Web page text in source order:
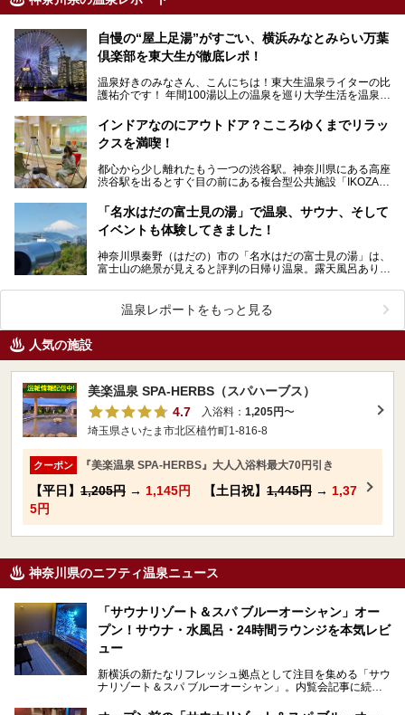
自慢の“屋上足湯”がすごい、横浜みなとみらい万葉
倶楽部を東大生が徹底レポ！
温泉好きのみなさん、こんにちは！東大生温泉ライターの比
護祐介です！ 年間100湯以上の温泉を巡り大学生活を温泉に
インドアなのにアウトドア？こころゆくまでリラッ
クスを満喫！
都心から少し離れたもう一つの渋谷駅。神奈川県にある高座
渋谷駅を出るとすぐ目の前にある複合型公共施設「IKOZA
「名水はだの富士見の湯」で温泉、サウナ、そして
イベントも体験してきました！
神奈川県秦野（はだの）市の「名水はだの富士見の湯」は、
富士山の絶景が見えると評判の日帰り温泉。露天風呂あり、
温泉レポートをもっと見る
人気の施設
美楽温泉 SPA-HERBS（スパハーブス）
4.7
入浴料： 1,205円〜
埼玉県さいたま市北区植竹町1-816-8
クーポン 『美楽温泉 SPA-HERBS』大人入浴料最大70円引き
【平日】 1,205円 → 1,145円 【土日祝】 1,445円 → 1,37
5円
神奈川県のニフティ温泉ニュース
「サウナリゾート＆スパ ブルーオーシャン」オー
プン！サウナ・水風呂・24時間ラウンジを本気レビ
ュー
新横浜の新たなリフレッシュ拠点として注目を集める「サウ
ナリゾート＆スパ ブルーオーシャン」。内覧会記事に続
す。サウナや水風呂の気持ちよさはもちろん、リラックスス